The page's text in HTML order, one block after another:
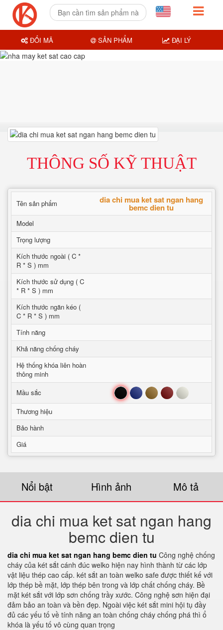
THÔNG SỐ KỸ THUẬT
Tên sản phẩm dia chi mua ket sat ngan hang
bemc dien tu
Model
Trọng lượng
Kích thước ngoài ( C *
R * S ) mm
Kích thước sử dụng ( C
* R * S ) mm
Kích thước ngăn kéo (
C * R * S ) mm
Tính năng
Khả năng chống cháy
Hệ thống khóa liên hoàn
thông minh
Mầu sắc
Đen Xanh Nâu Đỏ Trắng
Thương hiệu
Bảo hành
Giá
Nổi bật Hình ảnh Mô tả
dia chi mua ket sat ngan hang
bemc dien tu
dia chi mua ket sat ngan hang bemc dien tu Công nghệ chống
cháy của két sắt cánh đúc welko hiện nay hình thành từ các lớp
vật liệu thép cao cấp. két sắt an toàn welko safe được thiết kế với
lớp thép bề mặt, lớp thép bên trong và lớp chất chống cháy. Bề
mặt két sắt với lớp sơn chống trầy xước. Công nghệ sơn hiện đại
đảm bảo an toàn và bền đẹp. Ngoài việc két sắt mini hội tụ đầy
đủ các yếu tố về tính năng an toàn chống cháy chống phá thì ổ
khóa là yếu tố vô cùng quan trọng
ĐỔI MÃ SẢN PHẨM ĐẠI LÝ